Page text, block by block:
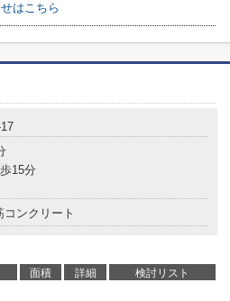
はこちら
15分
コンクリート
面積 詳細 検討リスト